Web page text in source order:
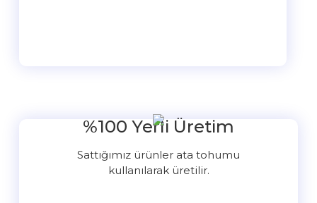
%100 Yerli Üretim
Sattığımız ürünler ata tohumu
kullanılarak üretilir.